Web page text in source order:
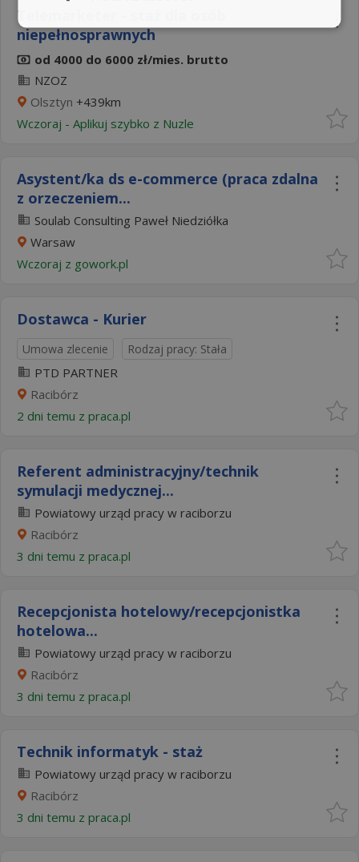
Telemarketer - staż dla osób
niepełnosprawnych
od 4000 do 6000 zł/mies. brutto
NZOZ
Olsztyn +439km
Wczoraj - Aplikuj szybko z Nuzle
Asystent/ka ds e-commerce (praca zdalna
z orzeczeniem...
Soulab Consulting Paweł Niedziółka
Warsaw
Wczoraj z gowork.pl
Dostawca - Kurier
Umowa zlecenie Rodzaj pracy: Stała
PTD PARTNER
Racibórz
2 dni temu z praca.pl
Referent administracyjny/technik
symulacji medycznej...
Powiatowy urząd pracy w raciborzu
Racibórz
3 dni temu z praca.pl
Recepcjonista hotelowy/recepcjonistka
hotelowa...
Powiatowy urząd pracy w raciborzu
Racibórz
3 dni temu z praca.pl
Technik informatyk - staż
Powiatowy urząd pracy w raciborzu
Racibórz
3 dni temu z praca.pl